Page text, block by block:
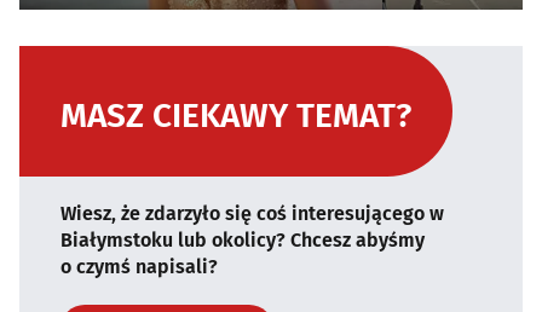
MASZ CIEKAWY TEMAT?
Wiesz, że zdarzyło się coś interesującego w
Białymstoku lub okolicy? Chcesz abyśmy
o czymś napisali?